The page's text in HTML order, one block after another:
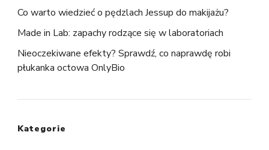
Co warto wiedzieć o pędzlach Jessup do makijażu?
Made in Lab: zapachy rodzące się w laboratoriach
Nieoczekiwane efekty? Sprawdź, co naprawdę robi
płukanka octowa OnlyBio
Kategorie